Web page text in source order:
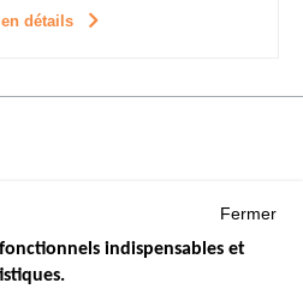
détails
Fermer
indispensables et